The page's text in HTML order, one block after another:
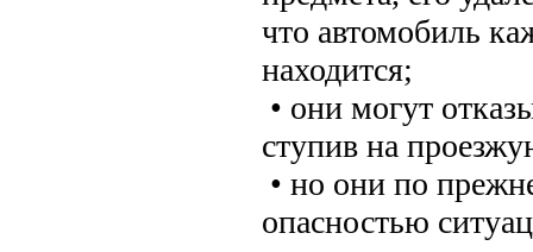
что автомобиль
находится;
• они могут
ступив на
• но они по
опасностью